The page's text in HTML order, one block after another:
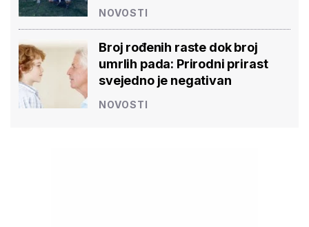
NOVOSTI
Broj rođenih raste dok broj
umrlih pada: Prirodni prirast
svejedno je negativan
NOVOSTI